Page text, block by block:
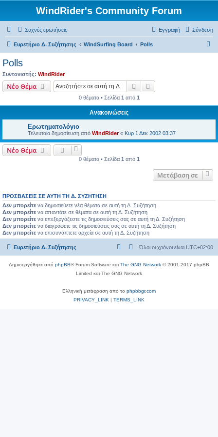
WindRider's Community Forum
Συχνές ερωτήσεις Σύνδεση
Εγγραφή
Ευρετήριο Δ. Συζήτησης WindSurfing Board Polls
Polls
Συντονιστής: WindRider
Νέο Θέμα Αναζήτηση
0 θέματα • Σελίδα 1 από 1
Ανακοινώσεις
Ερωτηματολόγιο
Τελευταία δημοσίευση από WindRider« Κυρ 1 Δεκ 2002 03:37
Νέο Θέμα
0 θέματα • Σελίδα 1 από 1
Μετάβαση σε
ΠΡΟΣΒΆΣΕΙΣ ΣΕ ΑΥΤΉ ΤΗ Δ. ΣΥΖΉΤΗΣΗ
Δεν μπορείτε να δημοσιεύετε νέα θέματα σε αυτή τη Δ. Συζήτηση
Δεν μπορείτε να απαντάτε σε θέματα σε αυτή τη Δ. Συζήτηση
Δεν μπορείτε να επεξεργάζεστε τις δημοσιεύσεις σας σε αυτή τη Δ. Συζήτηση
Δεν μπορείτε να διαγράφετε τις δημοσιεύσεις σας σε αυτή τη Δ. Συζήτηση
Δεν μπορείτε να επισυνάπτετε αρχεία σε αυτή τη Δ. Συζήτηση
Ευρετήριο Δ. Συζήτησης Όλοι οι χρόνοι είναι UTC+02:00
Δημιουργήθηκε από phpBB® Forum Software και The GNG Network © 2001-2017 phpBB
Limited και The GNG Network
Ελληνική μετάφραση από το phpbbgr.com
PRIVACY_LINK | TERMS_LINK